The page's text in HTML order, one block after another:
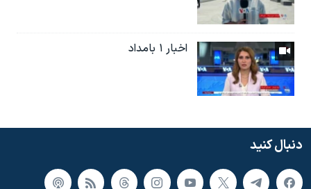
اخبار ۱ بامداد
دنبال کنید